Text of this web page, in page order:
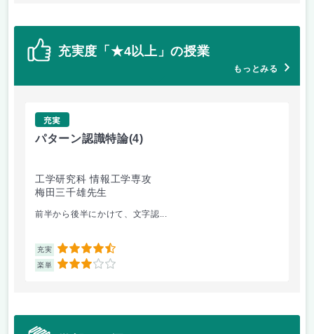
充実度「★4以上」の授業
もっとみる
充実
パターン認識特論(4)
工学研究科 情報工学専攻
梅田三千雄先生
前半から後半にかけて、文字認...
充実 4.5
楽単 3